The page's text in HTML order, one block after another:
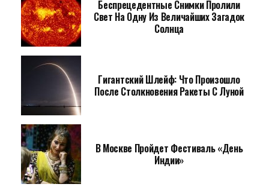
Беспрецедентные Снимки Пролили
Свет На Одну Из Величайших Загадок
Солнца
Гигантский Шлейф: Что Произошло
После Столкновения Ракеты С Луной
В Москве Пройдет Фестиваль «День
Индии»